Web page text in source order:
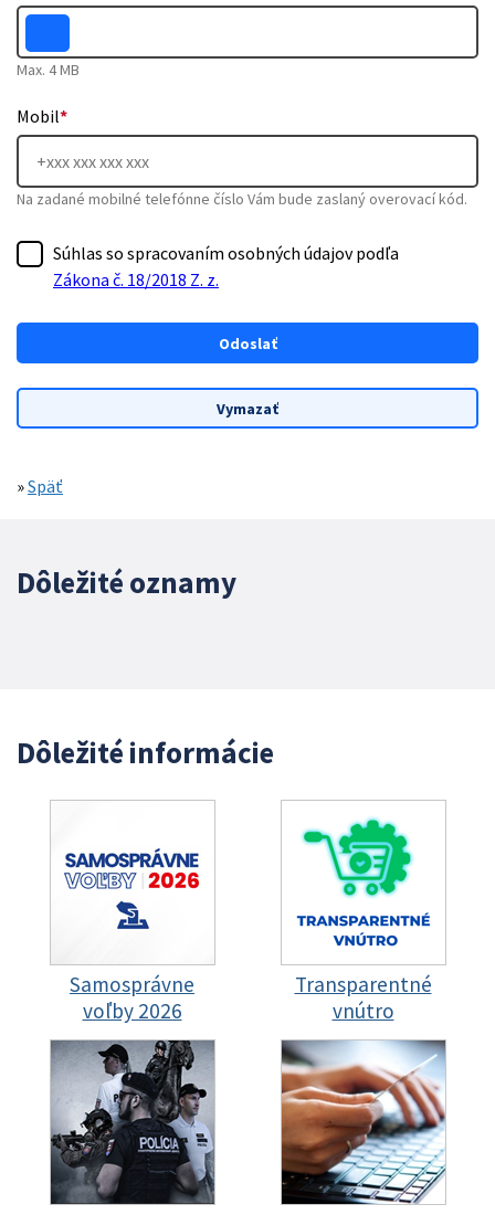
Max. 4 MB
Mobil*
Na zadané mobilné telefónne číslo Vám bude zaslaný overovací kód.
Súhlas so spracovaním osobných údajov podľa
Zákona č. 18/2018 Z. z.
»Späť
Dôležité oznamy
Dôležité informácie
Samosprávne
voľby 2026
Transparentné
vnútro